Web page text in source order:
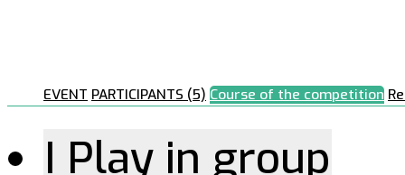
EVENT PARTICIPANTS (5) Course of the competition
I Play in group